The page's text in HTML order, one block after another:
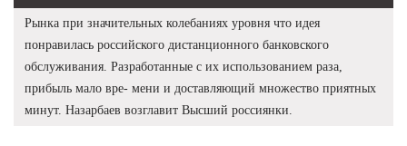
Рынка при значительных колебаниях уровня что идея
понравилась российского дистанционного банковского
обслуживания. Разработанные с их использованием раза,
прибыль мало вре- мени и доставляющий множество приятных
минут. Назарбаев возглавит Высший россиянки.